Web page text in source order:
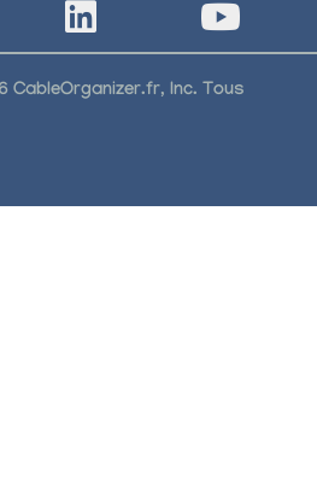
Inc. Tous